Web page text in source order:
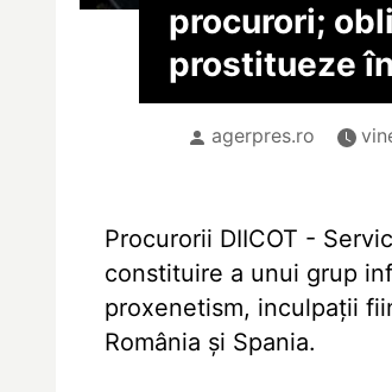
procurori;
prostitueze
agerpres.ro
Procurorii DIICOT -
constituire a unui grup
proxenetism, inculpaţii
România şi Spania.